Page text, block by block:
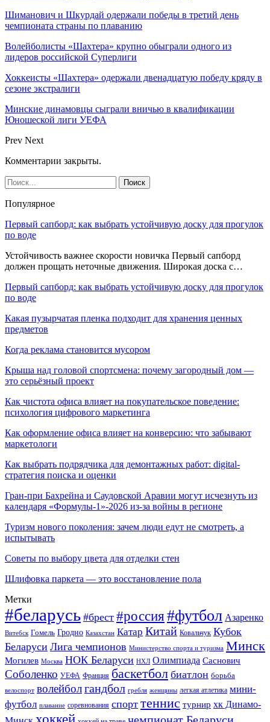
Шиманович и Шкурдай одержали победы в третий день
чемпионата страны по плаванию
Волейболисты «Шахтера» крупно обыграли одного из
лидеров российской Суперлиги
Хоккеисты «Шахтера» одержали двенадцатую победу кряду в
сезоне экстралиги
Минские динамовцы сыграли вничью в квалификации
Юношеской лиги УЕФА
Prev Next
Комментарии закрыты.
Популярное
Первый сапборд: как выбрать устойчивую доску для прогулок
по воде
Устойчивость важнее скорости новичка Первый сапборд
должен прощать неточные движения. Широкая доска с…
Первый сапборд: как выбрать устойчивую доску для прогулок
по воде
Какая пузырчатая пленка подходит для хранения ценных
предметов
Когда реклама становится мусором
Крыша над головой спортсмена: почему загородный дом —
это серьёзный проект
Как чистота офиса влияет на покупательское поведение:
психология цифрового маркетинга
Как оформление офиса влияет на конверсию: что забывают
маркетологи
Как выбрать подрядчика для демонтажных работ: digital-
стратегия поиска и оценки
Гран-при Бахрейна и Саудовской Аравии могут исчезнуть из
календаря «Формулы-1»-2026 из-за войны в регионе
Туризм нового поколения: зачем люди едут не смотреть, а
испытывать
Советы по выбору цвета для отделки стен
Шлифовка паркета — это восстановление пола
Метки
#беларусь #брест #россия#футбол Азаренко
Витебск Гомель Гродно Казахстан Катар Китай Ковальчук Кубок
Беларуси Лига чемпионов Министерство спорта и туризма Минск
Могилев Москва НОК Беларуси НХЛ Олимпиада Саснович
Соболенко УЕФА Франция баскетбол биатлон борьба
велоспорт волейболгандбол гребля женщины легкая атлетика мини-
футбол плавание соревнования спорт теннис турнир хк Динамо-